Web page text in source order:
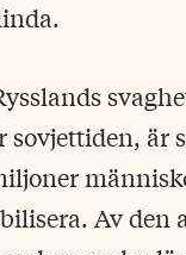
är
Av